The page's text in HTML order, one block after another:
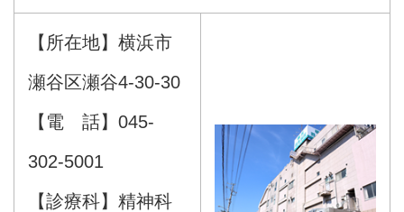
【所在地】横浜市
瀬谷区瀬谷4-30-30
【電 話】045-
302-5001
【診療科】精神科